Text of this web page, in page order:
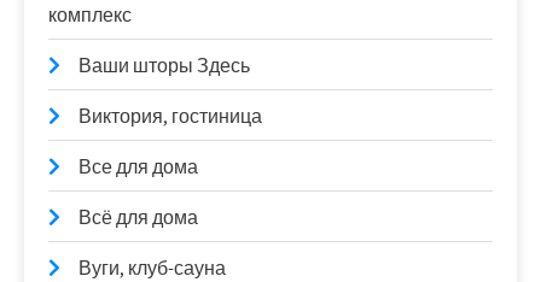
комплекс
Ваши шторы Здесь
Виктория, гостиница
Все для дома
Всё для дома
Вуги, клуб-сауна